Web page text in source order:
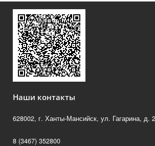
Наши контакты
628002, г. Ханты-Мансийск, ул. Гагарина, д.
8 (3467) 352800